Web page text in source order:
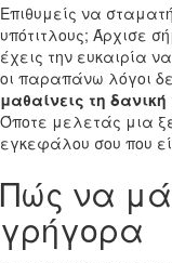
Επιθυμείς να
υπότιτλους; Άρχισε
έχεις την ευκαιρία
οι παραπάνω λόγοι
μαθαίνεις τη
Όποτε μελετάς μια
εγκεφάλου σου που
Πώς να
γρήγορα